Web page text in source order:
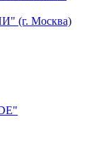
(г. Москва)